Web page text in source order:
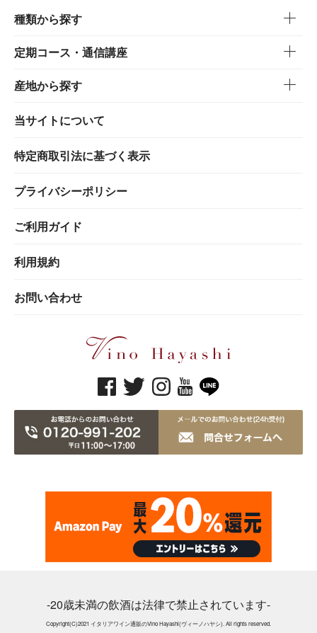
種類から探す
定期コース・通信講座
産地から探す
当サイトについて
特定商取引法に基づく表示
プライバシーポリシー
ご利用ガイド
利用規約
お問い合わせ
-20歳未満の飲酒は法律で禁止されています-
Copyright(C)2021 イタリアワイン通販のVino Hayashi(ヴィーノハヤシ). All rights reserved.